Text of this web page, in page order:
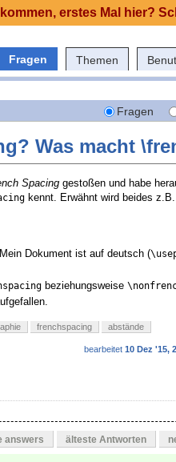
Fragen Themen
Fragen
Was macht
Spacing gestoßen und habe
kennt. Erwähnt wird beides
Dokument ist auf deutsch (
beziehungsweise
frenchspacing abstände
bearbeitet 10 Dez '15,
answers älteste Antworten
erstes Mal hier?